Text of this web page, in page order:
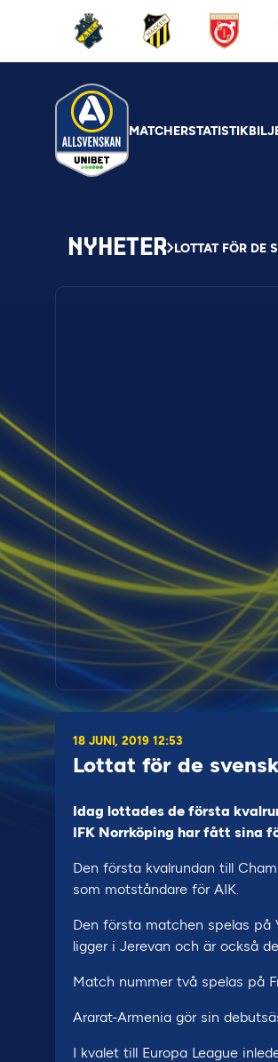
MATCHERSTATISTIK
NYHETER LOTTAT FÖR DE
18 JUNI, 2019 12:53
Lottat för de
Idag lottades de första
IFK Norrköping har fått sina
Den första kvalrundan till
som motståndare för AIK.
Den första matchen spelas på
ligger i Jerevan och är också
Match nummer två spelas på
Ararat-Armenia gör sin
I kvalet till Europa League